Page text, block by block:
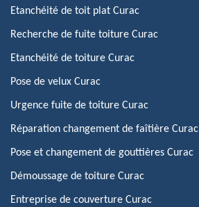
Etanchéité de toit plat Curac
Recherche de fuite toiture Curac
Etanchéité de toiture Curac
Pose de velux Curac
Urgence fuite de toiture Curac
Réparation changement de faîtière Curac
Pose et changement de gouttières Curac
Démoussage de toiture Curac
Entreprise de couverture Curac